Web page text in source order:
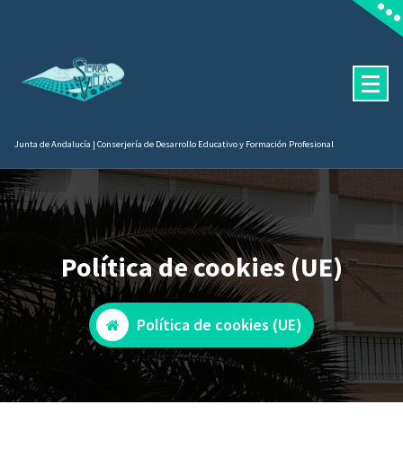
Junta de Andalucía | Conserjería de Desarrollo Educativo y Formación Profesional
Política de cookies (UE)
Política de cookies (UE)